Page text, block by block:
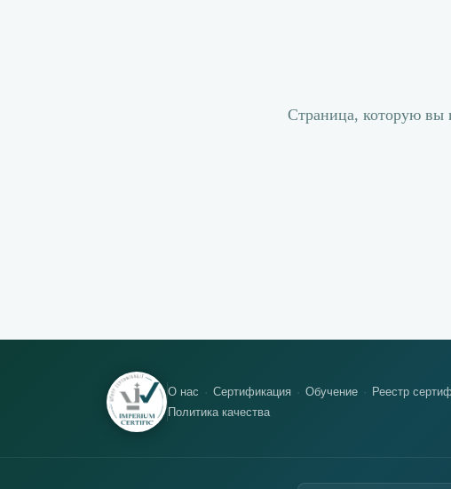
Страница, которую вы
О нас Сертификация Обучение Реестр
Политика качества